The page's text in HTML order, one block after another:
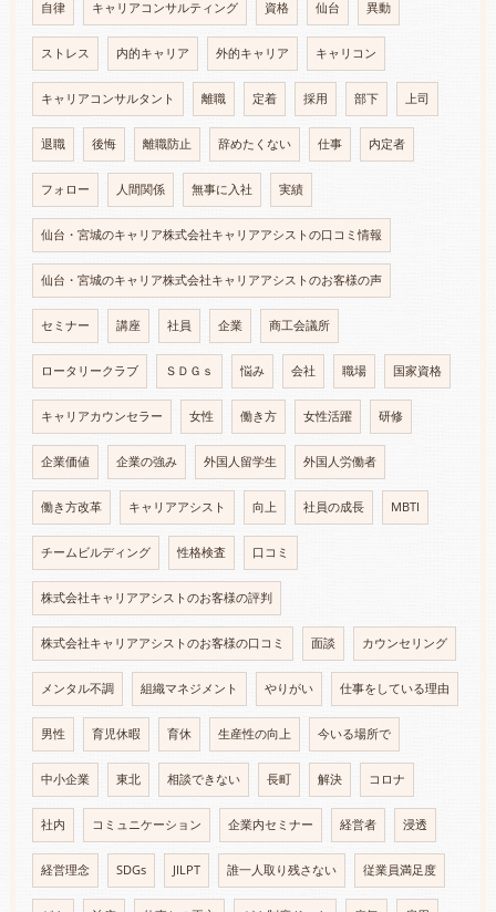
自律 キャリアコンサルティング 資格 仙台 異動
ストレス 内的キャリア 外的キャリア キャリコン
キャリアコンサルタント 離職 定着 採用 部下 上司
退職 後悔 離職防止 辞めたくない 仕事 内定者
フォロー 人間関係 無事に入社 実績
仙台・宮城のキャリア株式会社キャリアアシストの口コミ情報
仙台・宮城のキャリア株式会社キャリアアシストのお客様の声
セミナー 講座 社員 企業 商工会議所
ロータリークラブ ＳＤＧｓ 悩み 会社 職場 国家資格
キャリアカウンセラー 女性 働き方 女性活躍 研修
企業価値 企業の強み 外国人留学生 外国人労働者
働き方改革 キャリアアシスト 向上 社員の成長 MBTI
チームビルディング 性格検査 口コミ
株式会社キャリアアシストのお客様の評判
株式会社キャリアアシストのお客様の口コミ 面談 カウンセリング
メンタル不調 組織マネジメント やりがい 仕事をしている理由
男性 育児休暇 育休 生産性の向上 今いる場所で
中小企業 東北 相談できない 長町 解決 コロナ
社内 コミュニケーション 企業内セミナー 経営者 浸透
経営理念 SDGs JILPT 誰一人取り残さない 従業員満足度